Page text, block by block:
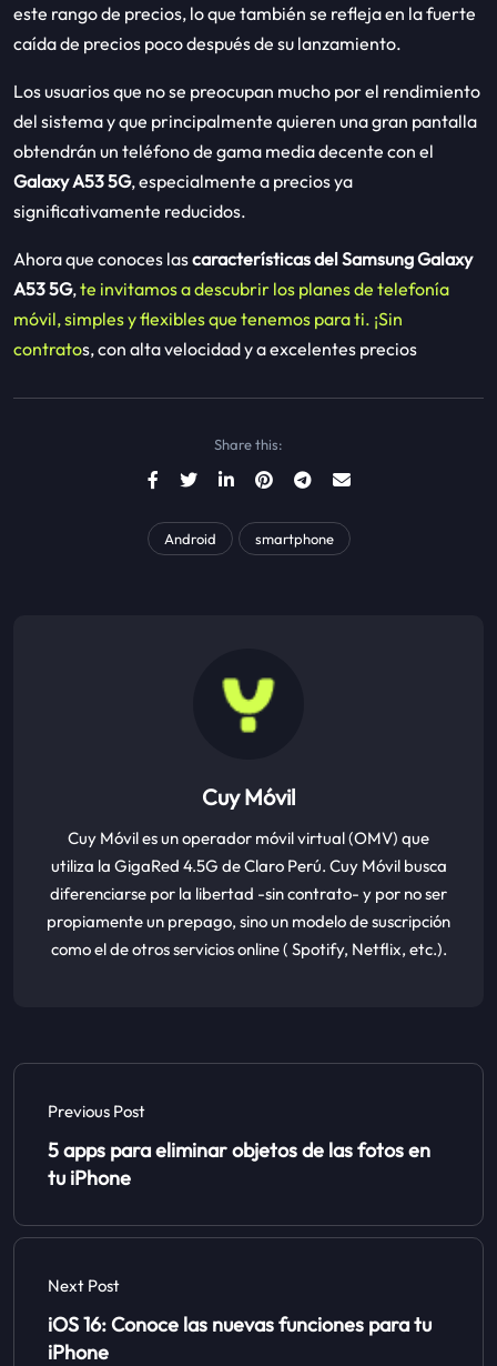
este rango de precios, lo que también se refleja en la fuerte
caída de precios poco después de su lanzamiento.
Los usuarios que no se preocupan mucho por el rendimiento
del sistema y que principalmente quieren una gran pantalla
obtendrán un teléfono de gama media decente con el
Galaxy A53 5G, especialmente a precios ya
significativamente reducidos.
Ahora que conoces lascaracterísticas del Samsung Galaxy
A53 5G,te invitamos a descubrir los planes de telefonía
móvil, simples y flexibles que tenemos para ti. ¡Sin
contratos, con alta velocidad y a excelentes precios
Share this:
Android smartphone
Cuy Móvil
Cuy Móvil es un operador móvil virtual (OMV) que
utiliza la GigaRed 4.5G de Claro Perú. Cuy Móvil busca
diferenciarse por la libertad -sin contrato- y por no ser
propiamente un prepago, sino un modelo de suscripción
como el de otros servicios online ( Spotify, Netflix, etc.).
Previous Post
5 apps para eliminar objetos de las fotos en
tu iPhone
Next Post
iOS 16: Conoce las nuevas funciones para tu
iPhone